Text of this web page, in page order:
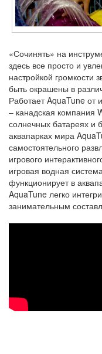
«Сочинять» на
здесь все просто и
настройкой громкости
быть окрашены в
Работает AquaTune от
– канадская компания
солнечных батареях и
аквапарках мира
самостоятельного
игрового
игровая водная
функционирует в
AquaTune легко
занимательным